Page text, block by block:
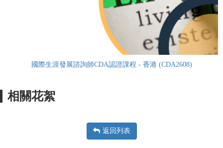
國際生涯發展諮詢師CDA認證課程 - 香港 (CDA2608)
相關花絮
返回列表